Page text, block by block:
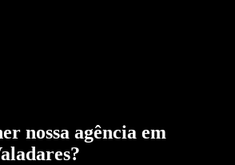
nossa agência em
?